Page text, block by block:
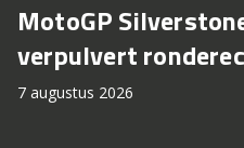
MotoGP
verpulvert
7 augustus 2026